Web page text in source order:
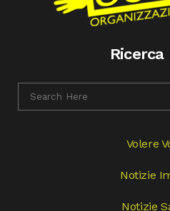
Ricerca
Volere
Notizie
Notizie